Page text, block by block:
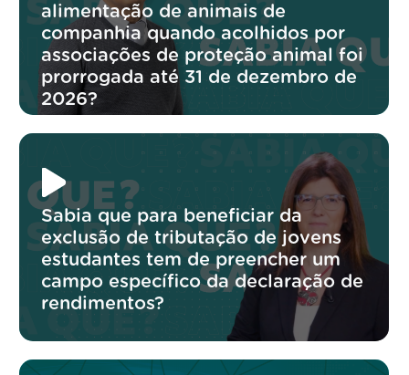
alimentação de animais de
companhia quando acolhidos por
associações de proteção animal foi
prorrogada até 31 de dezembro de
2026?
Sabia que para beneficiar da
exclusão de tributação de jovens
estudantes tem de preencher um
campo específico da declaração de
rendimentos?